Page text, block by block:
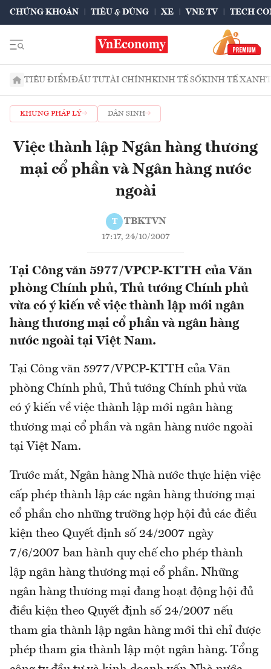
CHỨNG KHOÁN TIÊU & DÙNG XE VNE TV TECH
TIÊU ĐIỂMĐẦU TƯTÀI CHÍNHKINH TẾ SỐKINH TẾ XANH
KHUNG PHÁP LÝ DÂN SINH
Việc thành lập Ngân hàng thương
mại cổ phần và Ngân hàng nước
ngoài
T TBKTVN
17:17, 24/10/2007
Tại Công văn 5977/VPCP-KTTH của Văn
phòng Chính phủ, Thủ tướng Chính phủ
vừa có ý kiến về việc thành lập mới ngân
hàng thương mại cổ phần và ngân hàng
nước ngoài tại Việt Nam.
Tại Công văn 5977/VPCP-KTTH của Văn
phòng Chính phủ, Thủ tướng Chính phủ vừa
có ý kiến về việc thành lập mới ngân hàng
thương mại cổ phần và ngân hàng nước ngoài
tại Việt Nam.
Trước mắt, Ngân hàng Nhà nước thực hiện việc
cấp phép thành lập các ngân hàng thương mại
cổ phần cho những trường hợp hội đủ các điều
kiện theo Quyết định số 24/2007 ngày
7/6/2007 ban hành quy chế cho phép thành
lập ngân hàng thương mại cổ phần. Những
ngân hàng thương mại đang hoạt động hội đủ
điều kiện theo Quyết định số 24/2007 nếu
tham gia thành lập ngân hàng mới thì chỉ được
phép tham gia thành lập một ngân hàng. Tổng